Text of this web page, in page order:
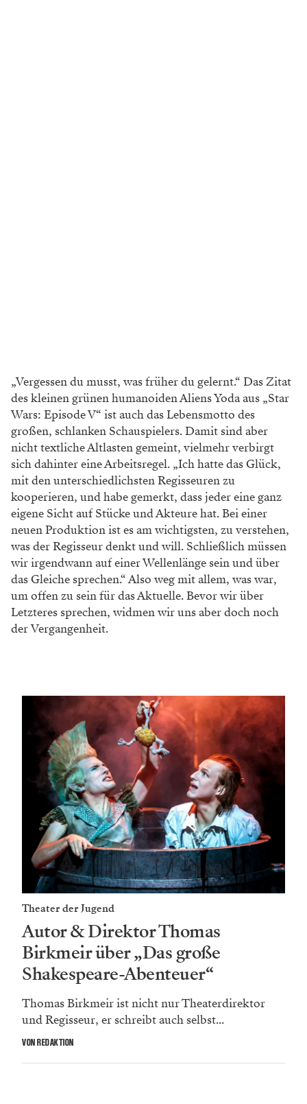
„Vergessen du musst, was früher du gelernt.“ Das Zitat
des kleinen grünen humanoiden Aliens Yoda aus „Star
Wars: Episode V“ ist auch das Lebensmotto des
großen, schlanken Schauspielers. Damit sind aber
nicht textliche Altlasten gemeint, vielmehr verbirgt
sich dahinter eine Arbeitsregel. „Ich hatte das Glück,
mit den unterschiedlichsten Regisseuren zu
kooperieren, und habe gemerkt, dass jeder eine ganz
eigene Sicht auf Stücke und Akteure hat. Bei einer
neuen Produktion ist es am wichtigsten, zu verstehen,
was der Regisseur denkt und will. Schließlich müssen
wir irgendwann auf einer Wellenlänge sein und über
das Gleiche sprechen.“ Also weg mit allem, was war,
um offen zu sein für das Aktuelle. Bevor wir über
Letzteres sprechen, widmen wir uns aber doch noch
der Vergangenheit.
Theater der Jugend
Autor & Direktor Thomas
Birkmeir über „Das große
Shakespeare-Abenteuer“
Thomas Birkmeir ist nicht nur Theaterdirektor
und Regisseur, er schreibt auch selbst...
VON REDAKTION